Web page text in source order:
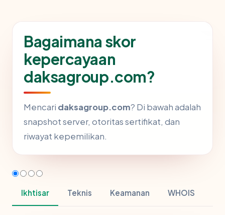
Bagaimana skor
kepercayaan
daksagroup.com?
Mencari daksagroup.com? Di bawah adalah
snapshot server, otoritas sertifikat, dan
riwayat kepemilikan.
Ikhtisar Teknis Keamanan WHOIS